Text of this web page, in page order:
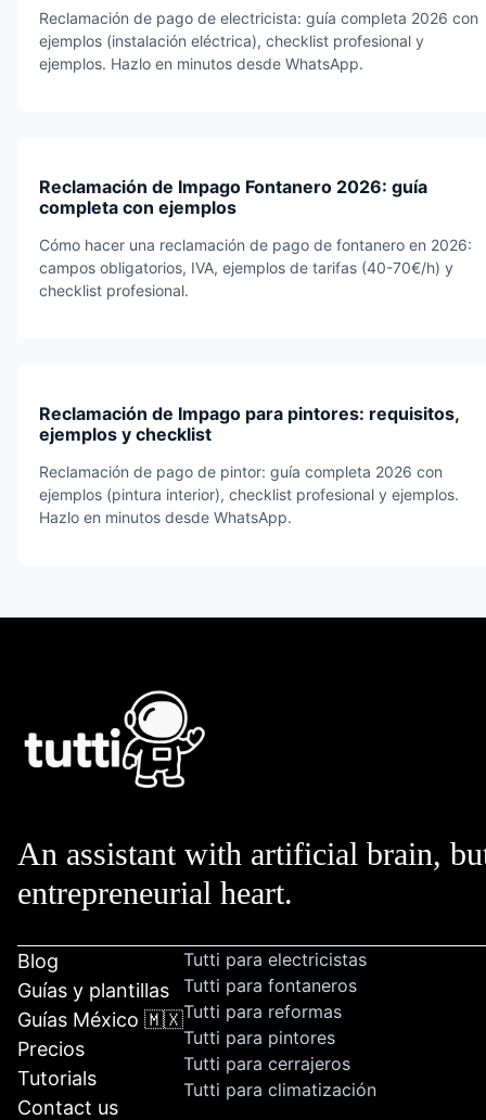
Reclamación de pago de electricista: guía completa 2026 con
ejemplos (instalación eléctrica), checklist profesional y
ejemplos. Hazlo en minutos desde WhatsApp.
Reclamación de Impago Fontanero 2026: guía
completa con ejemplos
Cómo hacer una reclamación de pago de fontanero en 2026:
campos obligatorios, IVA, ejemplos de tarifas (40-70€/h) y
checklist profesional.
Reclamación de Impago para pintores: requisitos,
ejemplos y checklist
Reclamación de pago de pintor: guía completa 2026 con
ejemplos (pintura interior), checklist profesional y ejemplos.
Hazlo en minutos desde WhatsApp.
An assistant with artificial brain,
entrepreneurial heart.
Blog
Guías y plantillas
Guías México 🇲🇽
Precios
Tutorials
Contact us
Tutti para electricistas
Tutti para fontaneros
Tutti para reformas
Tutti para pintores
Tutti para cerrajeros
Tutti para climatización